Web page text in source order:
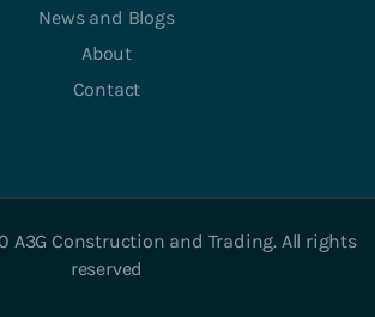
News and Blogs
About
Contact
A3G Construction and Trading. All rights
reserved